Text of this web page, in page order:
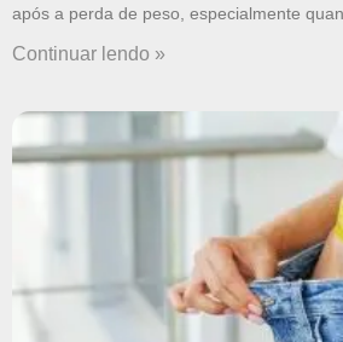
após a perda de peso, especialmente
Continuar lendo »